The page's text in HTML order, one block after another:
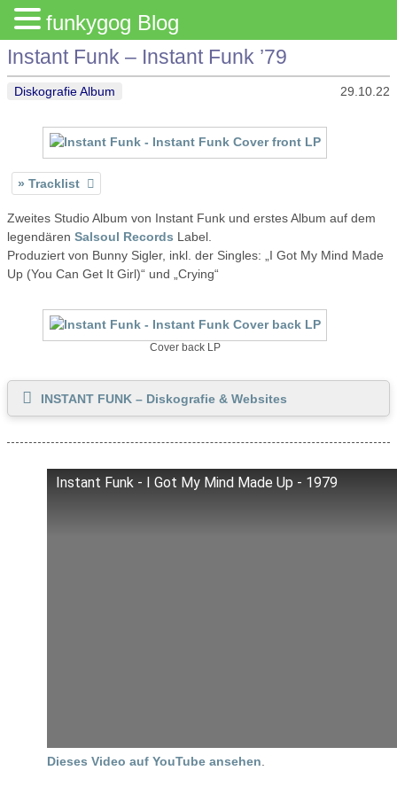
Instant Funk – Instant Funk ’79
Diskografie Album 29.10.22
Tracklist
Zweites Studio Album von Instant Funk und erstes Album auf dem
legendären Salsoul Records Label.
Produziert von Bunny Sigler, inkl. der Singles: „I Got My Mind Made
Up (You Can Get It Girl)“ und „Crying“
Cover back LP
INSTANT FUNK – Diskografie & Websites
Instant Funk - I Got My Mind Made Up - 1979
Dieses Video auf YouTube ansehen
funkygog Blog